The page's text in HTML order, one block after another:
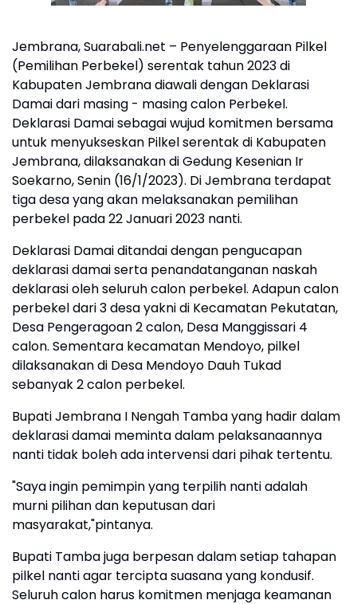
Jembrana, Suarabali.net – Penyelenggaraan Pilkel
(Pemilihan Perbekel) serentak tahun 2023 di
Kabupaten Jembrana diawali dengan Deklarasi
Damai dari masing - masing calon Perbekel.
Deklarasi Damai sebagai wujud komitmen bersama
untuk menyukseskan Pilkel serentak di Kabupaten
Jembrana, dilaksanakan di Gedung Kesenian Ir
Soekarno, Senin (16/1/2023). Di Jembrana terdapat
tiga desa yang akan melaksanakan pemilihan
perbekel pada 22 Januari 2023 nanti.
Deklarasi Damai ditandai dengan pengucapan
deklarasi damai serta penandatanganan naskah
deklarasi oleh seluruh calon perbekel. Adapun calon
perbekel dari 3 desa yakni di Kecamatan Pekutatan,
Desa Pengeragoan 2 calon, Desa Manggissari 4
calon. Sementara kecamatan Mendoyo, pilkel
dilaksanakan di Desa Mendoyo Dauh Tukad
sebanyak 2 calon perbekel.
Bupati Jembrana I Nengah Tamba yang hadir dalam
deklarasi damai meminta dalam pelaksanaannya
nanti tidak boleh ada intervensi dari pihak tertentu.
"Saya ingin pemimpin yang terpilih nanti adalah
murni pilihan dan keputusan dari
masyarakat,"pintanya.
Bupati Tamba juga berpesan dalam setiap tahapan
pilkel nanti agar tercipta suasana yang kondusif.
Seluruh calon harus komitmen menjaga keamanan